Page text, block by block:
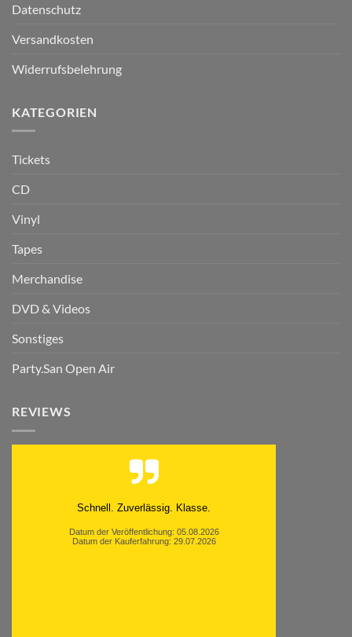
Datenschutz
Versandkosten
Widerrufsbelehrung
KATEGORIEN
Tickets
CD
Vinyl
Tapes
Merchandise
DVD & Videos
Sonstiges
Party.San Open Air
REVIEWS
Schnell. Zuverlässig. Klasse.
Datum der Veröffentlichung: 05.08.2026
Datum der Kauferfahrung: 29.07.2026